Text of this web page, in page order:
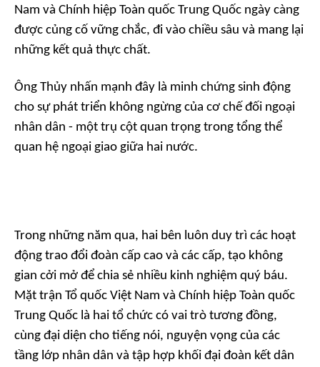
Nam và Chính hiệp Toàn quốc Trung Quốc ngày càng
được củng cố vững chắc, đi vào chiều sâu và mang lại
những kết quả thực chất.
Ông Thủy nhấn mạnh đây là minh chứng sinh động
cho sự phát triển không ngừng của cơ chế đối ngoại
nhân dân - một trụ cột quan trọng trong tổng thể
quan hệ ngoại giao giữa hai nước.
Trong những năm qua, hai bên luôn duy trì các hoạt
động trao đổi đoàn cấp cao và các cấp, tạo không
gian cởi mở để chia sẻ nhiều kinh nghiệm quý báu.
Mặt trận Tổ quốc Việt Nam và Chính hiệp Toàn quốc
Trung Quốc là hai tổ chức có vai trò tương đồng,
cùng đại diện cho tiếng nói, nguyện vọng của các
tầng lớp nhân dân và tập hợp khối đại đoàn kết dân